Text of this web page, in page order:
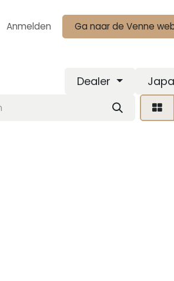
Anmelden Ga naar de Venne
Dealer